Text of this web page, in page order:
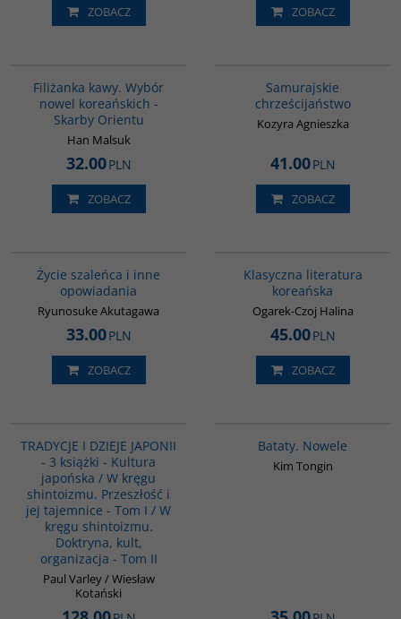
ZOBACZ ZOBACZ
Filiżanka kawy. Wybór
nowel koreańskich -
Skarby Orientu
Han Malsuk
32.00PLN
ZOBACZ
Samurajskie
chrześcijaństwo
Kozyra Agnieszka
41.00PLN
ZOBACZ
Życie szaleńca i inne
opowiadania
Ryunosuke Akutagawa
33.00PLN
ZOBACZ
Klasyczna literatura
koreańska
Ogarek-Czoj Halina
45.00PLN
ZOBACZ
TRADYCJE I DZIEJE JAPONII
- 3 książki - Kultura
japońska / W kręgu
shintoizmu. Przeszłość i
jej tajemnice - Tom I / W
kręgu shintoizmu.
Doktryna, kult,
organizacja - Tom II
Paul Varley / Wiesław
Kotański
Bataty. Nowele
Kim Tongin